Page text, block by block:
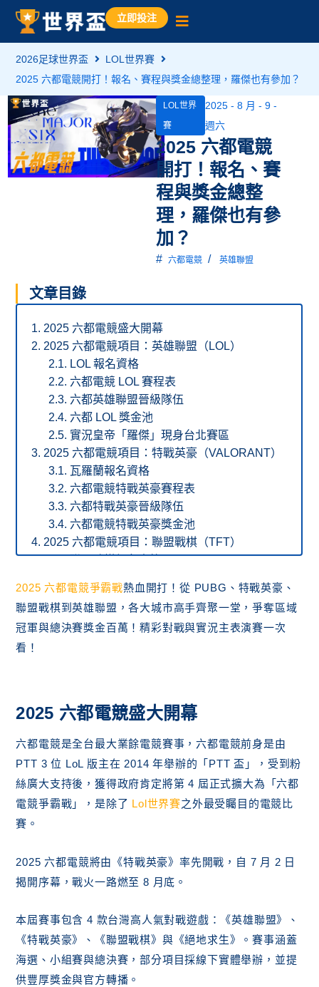
立即投注
2026足球世界盃
LOL世界賽
2025 六都電競開打！報名、賽程與獎金總整理，羅傑也有參加？
LOL世界
賽
2025 - 8 月 - 9 -
週六
2025 六都電競
開打！報名、賽
程與獎金總整
理，羅傑也有參
加？
# 六都電競 / 英雄聯盟
文章目錄
2025 六都電競盛大開幕
2025 六都電競項目：英雄聯盟（LOL）
LOL 報名資格
六都電競 LOL 賽程表
六都英雄聯盟晉級隊伍
六都 LOL 獎金池
實況皇帝「羅傑」現身台北賽區
2025 六都電競項目：特戰英豪（VALORANT）
瓦羅蘭報名資格
六都電競特戰英豪賽程表
六都特戰英豪晉級隊伍
六都電競特戰英豪獎金池
2025 六都電競項目：聯盟戰棋（TFT）
聯盟戰棋報名資格
六都電競聯盟戰棋獎金池
2025 六都電競項目：絕地求生（PUBG）
絕地求生六都報名資格
結論：六都電競熱血延燒，全台高手爭鋒未完待
續！
2025 六都電競爭霸戰熱血開打！從 PUBG、特戰英豪、
聯盟戰棋到英雄聯盟，各大城市高手齊聚一堂，爭奪區域
冠軍與總決賽獎金百萬！精彩對戰與實況主表演賽一次
看！
2025 六都電競盛大開幕
六都電競是全台最大業餘電競賽事，六都電競前身是由
PTT 3 位 LoL 版主在 2014 年舉辦的「PTT 盃」，受到粉
絲廣大支持後，獲得政府肯定將第 4 屆正式擴大為「六都
電競爭霸戰」，是除了 Lol世界賽之外最受矚目的電競比
賽。
2025 六都電競將由《特戰英豪》率先開戰，自 7 月 2 日
揭開序幕，戰火一路燃至 8 月底。
本屆賽事包含 4 款台灣高人氣對戰遊戲：《英雄聯盟》、
《特戰英豪》、《聯盟戰棋》與《絕地求生》。賽事涵蓋
海選、小組賽與總決賽，部分項目採線下實體舉辦，並提
供豐厚獎金與官方轉播。